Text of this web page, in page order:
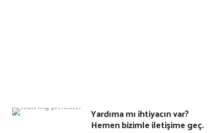
Yardıma mı ihtiyacın var?
Hemen bizimle iletişime geç.